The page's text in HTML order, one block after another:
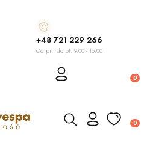
+48 721 229 266
Od pn. do pt. 9.00 - 16.00
wyszukiwarkę
Otwórz wyszukiwarkę